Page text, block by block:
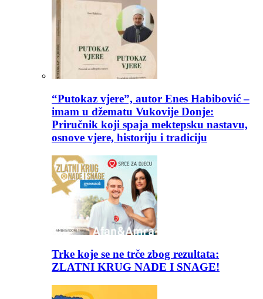
“Putokaz vjere”, autor Enes Habibović –
imam u džematu Vukovije Donje:
Priručnik koji spaja mektepsku nastavu,
osnove vjere, historiju i tradiciju
Trke koje se ne trče zbog rezultata:
ZLATNI KRUG NADE I SNAGE!